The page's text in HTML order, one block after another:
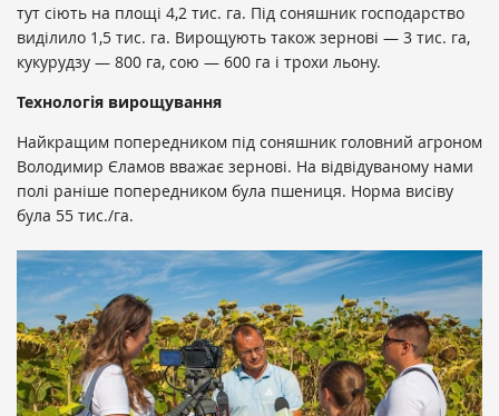
тут сіють на площі 4,2 тис. га. Під соняшник господарство
виділило 1,5 тис. га. Вирощують також зернові — 3 тис. га,
кукурудзу — 800 га, сою — 600 га і трохи льону.
Технологія вирощування
Найкращим попередником під соняшник головний агроном
Володимир Єламов вважає зернові. На відвідуваному нами
полі раніше попередником була пшениця. Норма висіву
була 55 тис./га.